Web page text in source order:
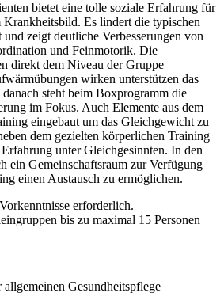
bietet eine tolle soziale Erfahrung für
Es lindert die typischen
zeigt deutliche Verbesserungen von
und Feinmotorik. Die
direkt dem Niveau der Gruppe
wirken unterstützen das
steht beim Boxprogramm die
im Fokus. Auch Elemente aus dem
eingebaut um das Gleichgewicht zu
dem gezielten körperlichen Training
unter Gleichgesinnten. In den
ein Gemeinschaftsraum zur Verfügung
einen Austausch zu ermöglichen.
erforderlich.
bis zu maximal 15 Personen
Gesundheitspflege